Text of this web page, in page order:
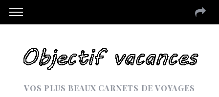
VOS PLUS BEAUX CARNETS DE VOYAGES